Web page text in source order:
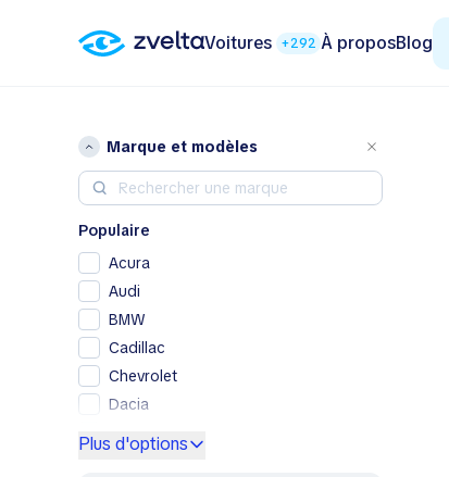
Voitures +292 À proposBlog
Marque et modèles
Populaire
Acura
Audi
BMW
Cadillac
Chevrolet
Dacia
Ford
Plus d'options